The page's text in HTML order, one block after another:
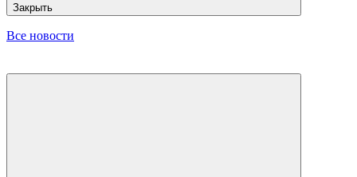
Закрыть
Все новости